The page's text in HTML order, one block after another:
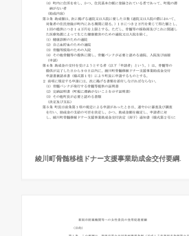
綾川町骨髄移植ドナー支援事業助成金交付要綱.